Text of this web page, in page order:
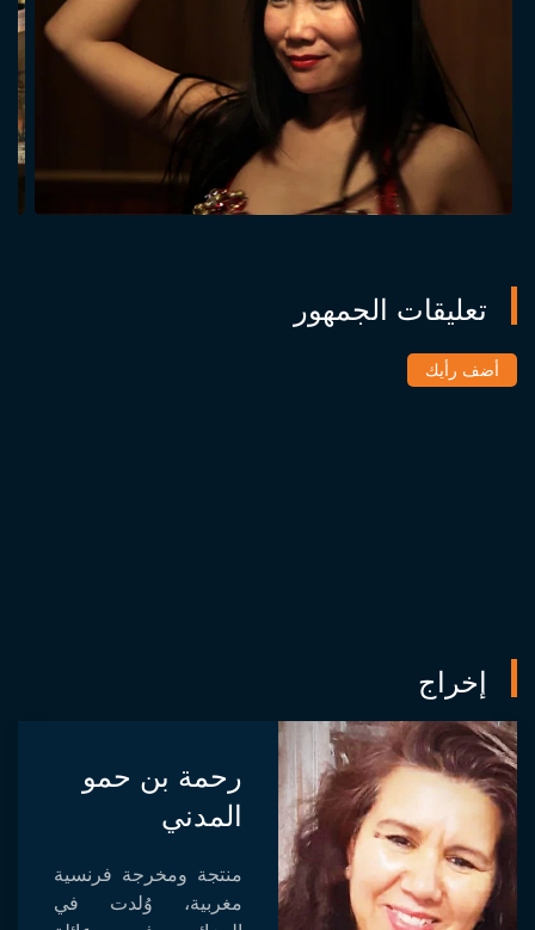
تعليقات الجمهور
أضف رأيك
إخراج
رحمة بن حمو
المدني
منتجة ومخرجة فرنسية
مغربية، وُلدت في